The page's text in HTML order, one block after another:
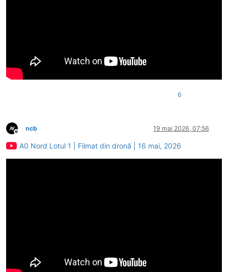
6
Deconectat
ncb 19 mai 2026, 07:56
A0 Nord Lotul 1 | Filmat din dronă | 16 mai, 2026